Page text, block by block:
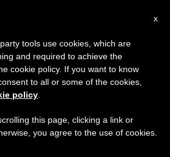
Tagged
Ai Monaci
Confederazione
x
tools use cookies, which are
and required to achieve the
cookie policy. If you want to know
to all or some of the cookies,
policy
this page, clicking a link or
you agree to the use of cookies.